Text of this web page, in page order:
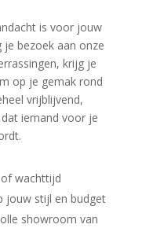
is voor jouw
je bezoek aan onze
krijg je
op je gemak rond
vrijblijvend,
iemand voor je
wachttijd
jouw stijl en budget
showroom van